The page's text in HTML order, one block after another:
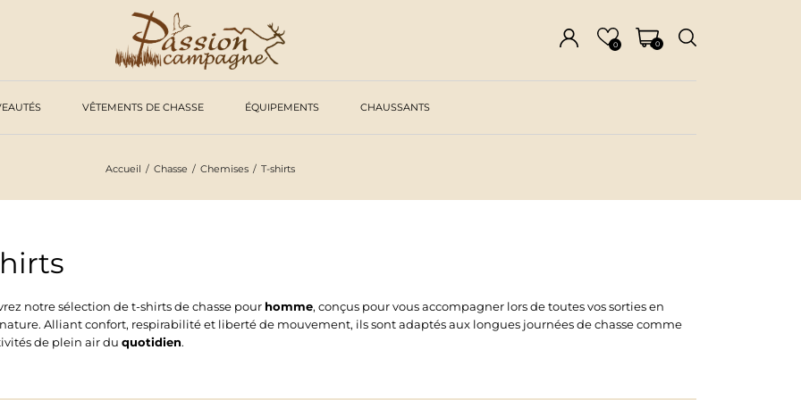
0 0
VÊTEMENTS DE CHASSE ÉQUIPEMENTS CHAUSSANTS
Accueil Chasse Chemises T-shirts
notre sélection de t-shirts de chasse pour homme, conçus pour vous accompagner lors de toutes vos sorties en
Alliant confort, respirabilité et liberté de mouvement, ils sont adaptés aux longues journées de chasse comme
de plein air du quotidien.